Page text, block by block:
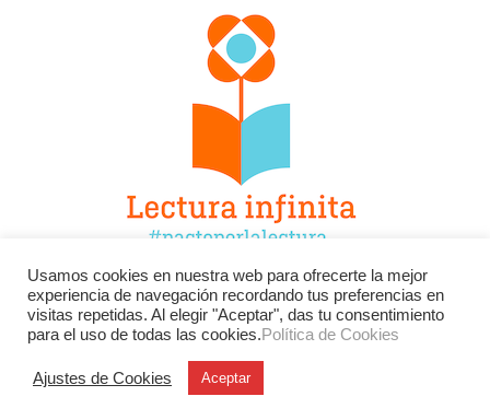
Facebook Twitter
Instagram
YouTube
LinkedIn Contacto
Usamos cookies en nuestra web para ofrecerte la mejor
experiencia de navegación recordando tus preferencias en
visitas repetidas. Al elegir "Aceptar", das tu consentimiento
para el uso de todas las cookies.Política de Cookies
Ajustes de Cookies Aceptar